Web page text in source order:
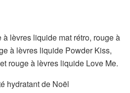
à lèvres liquide mat rétro, rouge à
à lèvres liquide Powder Kiss,
rouge à lèvres liquide Love Me.
hydratant de Noël